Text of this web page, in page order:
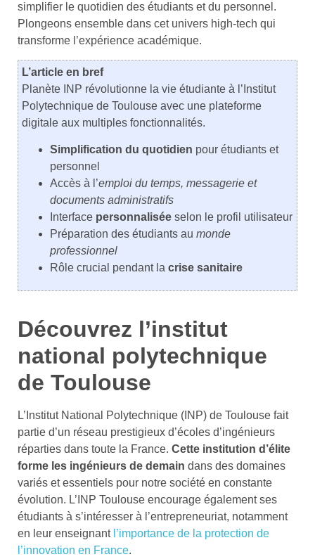
simplifier le quotidien des étudiants et du personnel.
Plongeons ensemble dans cet univers high-tech qui
transforme l’expérience académique.
L’article en bref
Planète INP révolutionne la vie étudiante à l’Institut
Polytechnique de Toulouse avec une plateforme
digitale aux multiples fonctionnalités.
Simplification du quotidien pour étudiants et
personnel
Accès à l’emploi du temps, messagerie et
documents administratifs
Interface personnalisée selon le profil utilisateur
Préparation des étudiants au monde
professionnel
Rôle crucial pendant la crise sanitaire
Découvrez l’institut
national polytechnique
de Toulouse
L’Institut National Polytechnique (INP) de Toulouse fait
partie d’un réseau prestigieux d’écoles d’ingénieurs
réparties dans toute la France. Cette institution d’élite
forme les ingénieurs de demain dans des domaines
variés et essentiels pour notre société en constante
évolution. L’INP Toulouse encourage également ses
étudiants à s’intéresser à l’entrepreneuriat, notamment
en leur enseignant l’importance de la protection de
l’innovation en France.